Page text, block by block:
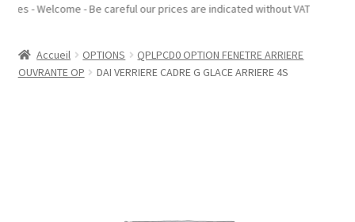
Conditions générales de vente
Mon compte
taxes - Welcome - Be careful our prices are indicated without VAT
Accueil OPTIONS
QPLPCD0 OPTION FENETRE ARRIERE
OUVRANTE OP
DAI VERRIERE CADRE G GLACE ARRIERE 4S